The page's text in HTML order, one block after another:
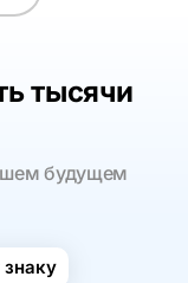
тысячи
будущем